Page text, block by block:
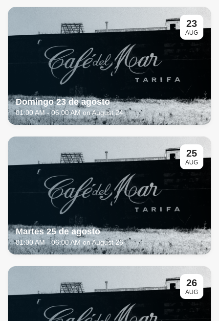
23
AUG
Domingo 23 de agosto
01:00 AM- 06:00 AM on August 24
25
AUG
Martes 25 de agosto
01:00 AM- 06:00 AM on August 26
26
AUG